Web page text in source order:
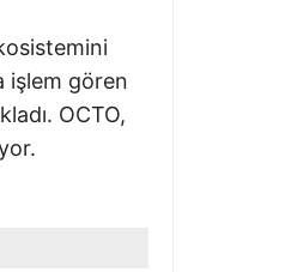
işlem gören
OCTO,